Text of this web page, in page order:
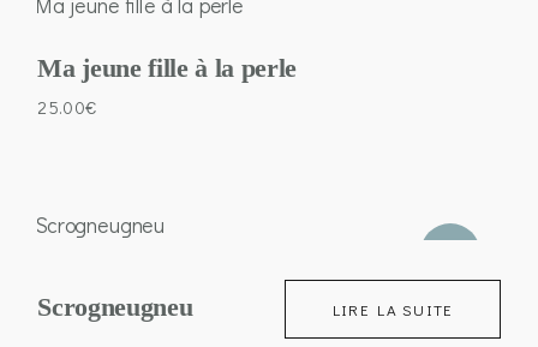
Ma jeune fille à la perle
25.00€
Scrogneugneu LIRE LA SUITE